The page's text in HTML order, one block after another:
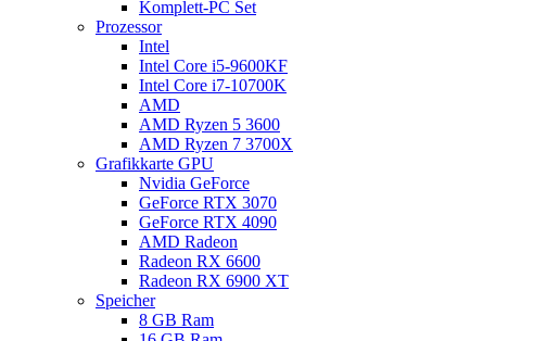
Komplett-PC Set
Prozessor
Intel
Intel Core i5-9600KF
Intel Core i7-10700K
AMD
AMD Ryzen 5 3600
AMD Ryzen 7 3700X
Grafikkarte GPU
Nvidia GeForce
GeForce RTX 3070
GeForce RTX 4090
AMD Radeon
Radeon RX 6600
Radeon RX 6900 XT
Speicher
8 GB Ram